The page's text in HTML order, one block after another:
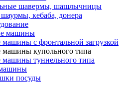
шавермы, шашлычницы
кебаба, донера
машины
с фронтальной загрузкой
купольного типа
туннельного типа
посуды